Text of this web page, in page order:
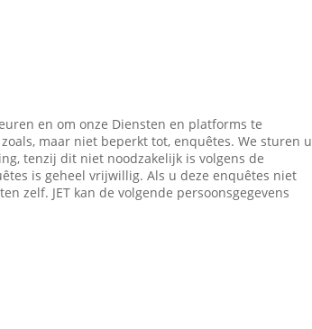
en om onze Diensten en platforms te
maar niet beperkt tot, enquêtes. We sturen u
tenzij dit niet noodzakelijk is volgens de
is geheel vrijwillig. Als u deze enquêtes niet
zelf. JET kan de volgende persoonsgegevens